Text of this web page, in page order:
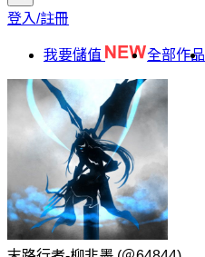
登入/註冊
我要儲值 全部作品